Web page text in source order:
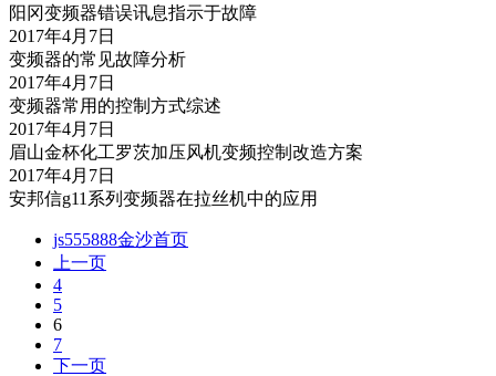
阳冈变频器错误讯息指示于故障
2017年4月7日
变频器的常见故障分析
2017年4月7日
变频器常用的控制方式综述
2017年4月7日
眉山金杯化工罗茨加压风机变频控制改造方案
2017年4月7日
安邦信g11系列变频器在拉丝机中的应用
js555888金沙首页
上一页
4
5
6
7
下一页